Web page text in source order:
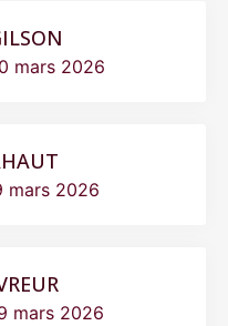
mars 2026
mars 2026
mars 2026